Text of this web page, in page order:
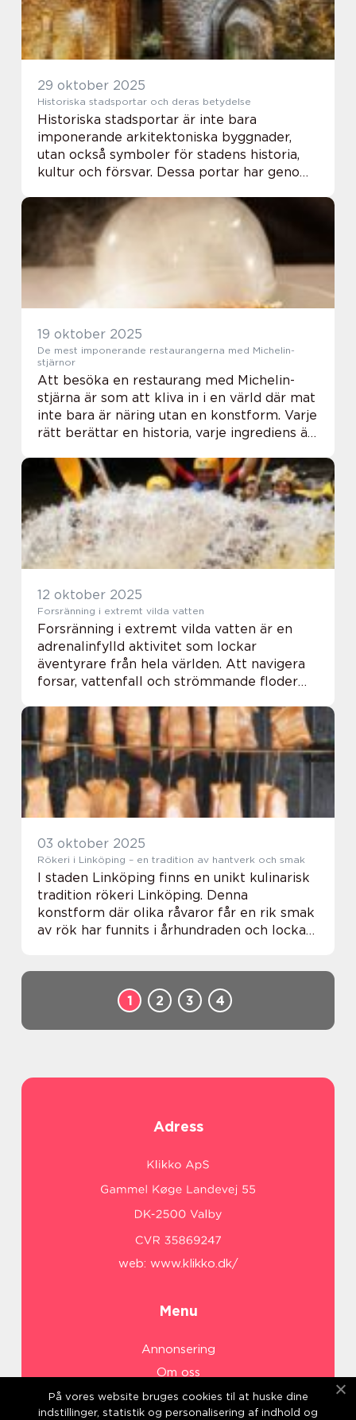
29 oktober 2025
Historiska stadsportar och deras betydelse
Historiska stadsportar är inte bara
imponerande arkitektoniska byggnader,
utan också symboler för stadens historia,
kultur och försvar. Dessa portar har genom
tullstationer och ko...
19 oktober 2025
De mest imponerande restaurangerna med Michelin-
stjärnor
Att besöka en restaurang med Michelin-
stjärna är som att kliva in i en värld där mat
inte bara är näring utan en konstform. Varje
rätt berättar en historia, varje ingrediens är
12 oktober 2025
Forsränning i extremt vilda vatten
Forsränning i extremt vilda vatten är en
adrenalinfylld aktivitet som lockar
äventyrare från hela världen. Att navigera
forsar, vattenfall och strömmande floder
03 oktober 2025
Rökeri i Linköping – en tradition av hantverk och smak
I staden Linköping finns en unikt kulinarisk
tradition rökeri Linköping. Denna
konstform där olika råvaror får en rik smak
av rök har funnits i århundraden och lockar
1 2 3 4
Adress
web: www.klikko.dk/
Menu
Annonsering
Om oss
Cookies
På vores website bruges cookies til at huske dine
indstillinger, statistik og personalisering af indhold og